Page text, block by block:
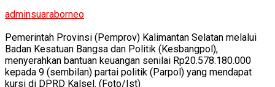
adminsuaraborneo
Pemerintah Provinsi (Pemprov) Kalimantan Selatan melalui
Badan Kesatuan Bangsa dan Politik (Kesbangpol),
menyerahkan bantuan keuangan senilai Rp20.578.180.000
kepada 9 (sembilan) partai politik (Parpol) yang mendapat
kursi di DPRD Kalsel. (Foto/Ist)